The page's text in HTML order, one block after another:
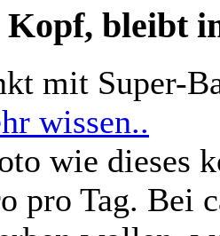
Kopf, bleibt
mit Super-
wissen..
wie dieses
pro Tag. Bei